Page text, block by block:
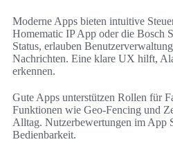
Moderne Apps bieten intuitive
Homematic IP App oder die Bosch
Status, erlauben
Nachrichten. Eine klare UX hilft,
erkennen.
Gute Apps unterstützen Rollen für
Funktionen wie Geo-Fencing und
Alltag. Nutzerbewertungen im App
Bedienbarkeit.